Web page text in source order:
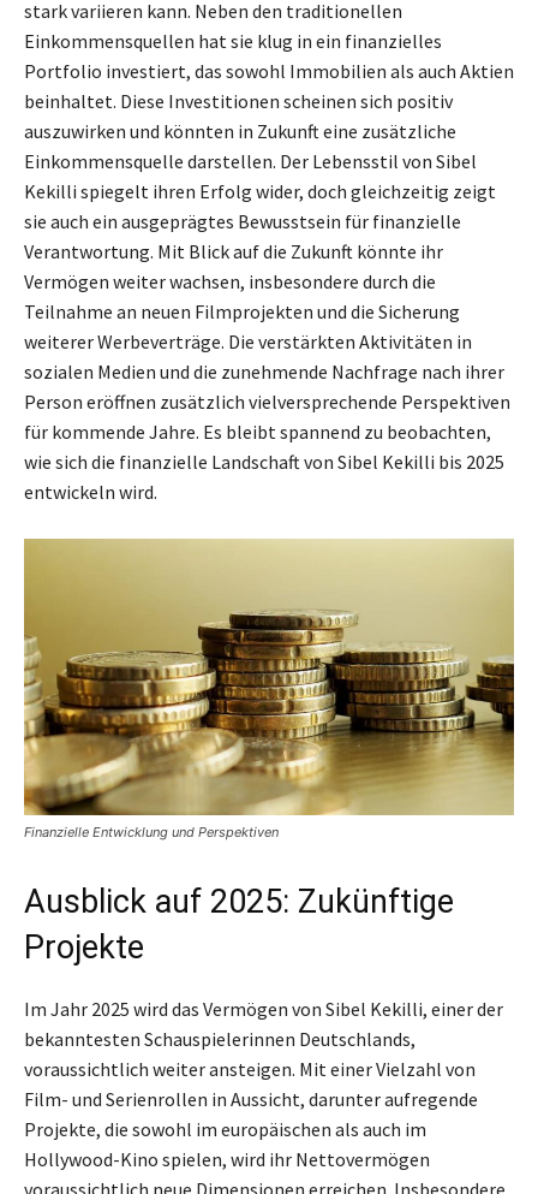
stark variieren kann. Neben den traditionellen
Einkommensquellen hat sie klug in ein finanzielles
Portfolio investiert, das sowohl Immobilien als auch Aktien
beinhaltet. Diese Investitionen scheinen sich positiv
auszuwirken und könnten in Zukunft eine zusätzliche
Einkommensquelle darstellen. Der Lebensstil von Sibel
Kekilli spiegelt ihren Erfolg wider, doch gleichzeitig zeigt
sie auch ein ausgeprägtes Bewusstsein für finanzielle
Verantwortung. Mit Blick auf die Zukunft könnte ihr
Vermögen weiter wachsen, insbesondere durch die
Teilnahme an neuen Filmprojekten und die Sicherung
weiterer Werbeverträge. Die verstärkten Aktivitäten in
sozialen Medien und die zunehmende Nachfrage nach ihrer
Person eröffnen zusätzlich vielversprechende Perspektiven
für kommende Jahre. Es bleibt spannend zu beobachten,
wie sich die finanzielle Landschaft von Sibel Kekilli bis 2025
entwickeln wird.
Finanzielle Entwicklung und Perspektiven
Ausblick auf 2025: Zukünftige
Projekte
Im Jahr 2025 wird das Vermögen von Sibel Kekilli, einer der
bekanntesten Schauspielerinnen Deutschlands,
voraussichtlich weiter ansteigen. Mit einer Vielzahl von
Film- und Serienrollen in Aussicht, darunter aufregende
Projekte, die sowohl im europäischen als auch im
Hollywood-Kino spielen, wird ihr Nettovermögen
voraussichtlich neue Dimensionen erreichen. Insbesondere